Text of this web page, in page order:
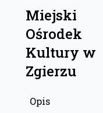
Miejski
Ośrodek
Kultury w
Zgierzu
Opis